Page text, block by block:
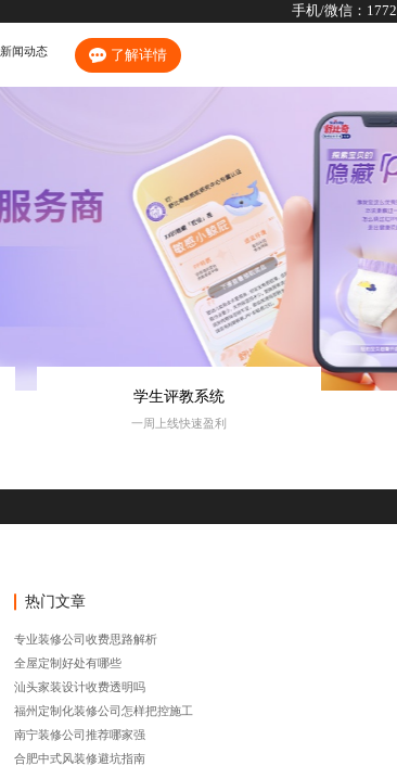
手机/微信：
新闻动态 了解详情
学生评教系统
一周上线快速盈利
热门文章
专业装修公司收费思路解析
全屋定制好处有哪些
汕头家装设计收费透明吗
福州定制化装修公司怎样把控施工
南宁装修公司推荐哪家强
合肥中式风装修避坑指南